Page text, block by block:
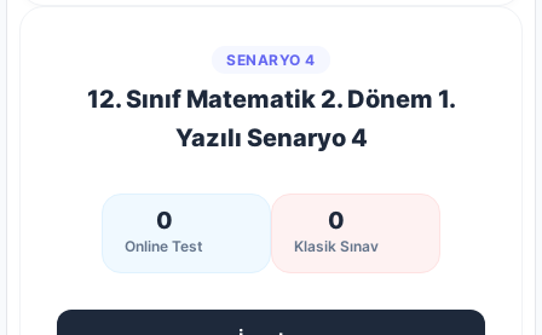
SENARYO 4
12. Sınıf Matematik 2. Dönem 1.
Yazılı Senaryo 4
0
Online Test
0
Klasik Sınav